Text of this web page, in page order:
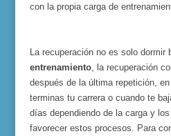
con la propia carga de
La recuperación no es solo dormir
entrenamiento, la recuperación
después de la última repetición,
terminas tu carrera o cuando te
días dependiendo de la carga y
favorecer estos procesos. Para